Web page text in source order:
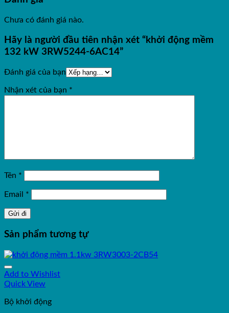
Chưa có đánh giá nào.
Hãy là người đầu tiên nhận xét “khởi động mềm
132 kW 3RW5244-6AC14”
Đánh giá của bạn
Nhận xét của bạn *
Tên *
Email *
Sản phẩm tương tự
Add to Wishlist
Quick View
Bộ khởi động